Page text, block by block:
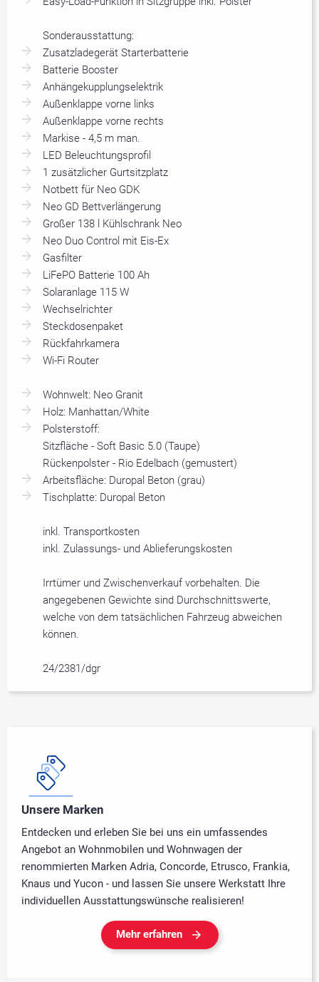
Sonderausstattung:
Zusatzladegerät Starterbatterie
Batterie Booster
Anhängekupplungselektrik
Außenklappe vorne links
Außenklappe vorne rechts
Markise - 4,5 m man.
LED Beleuchtungsprofil
1 zusätzlicher Gurtsitzplatz
Notbett für Neo GDK
Neo GD Bettverlängerung
Großer 138 l Kühlschrank Neo
Neo Duo Control mit Eis-Ex
Gasfilter
LiFePO Batterie 100 Ah
Solaranlage 115 W
Wechselrichter
Steckdosenpaket
Rückfahrkamera
Wi-Fi Router
Wohnwelt: Neo Granit
Holz: Manhattan/White
Polsterstoff:
Sitzfläche - Soft Basic 5.0 (Taupe)
Rückenpolster - Rio Edelbach (gemustert)
Arbeitsfläche: Duropal Beton (grau)
Tischplatte: Duropal Beton
inkl. Transportkosten
inkl. Zulassungs- und Ablieferungskosten
Irrtümer und Zwischenverkauf vorbehalten. Die
angegebenen Gewichte sind Durchschnittswerte,
welche von dem tatsächlichen Fahrzeug abweichen
können.
24/2381/dgr
Unsere Marken
Entdecken und erleben Sie bei uns ein umfassendes
Angebot an Wohnmobilen und Wohnwagen der
renommierten Marken Adria, Concorde, Etrusco, Frankia,
Knaus und Yucon - und lassen Sie unsere Werkstatt Ihre
individuellen Ausstattungswünsche realisieren!
Mehr erfahren